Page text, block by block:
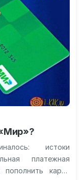
истоки
платежная
карту